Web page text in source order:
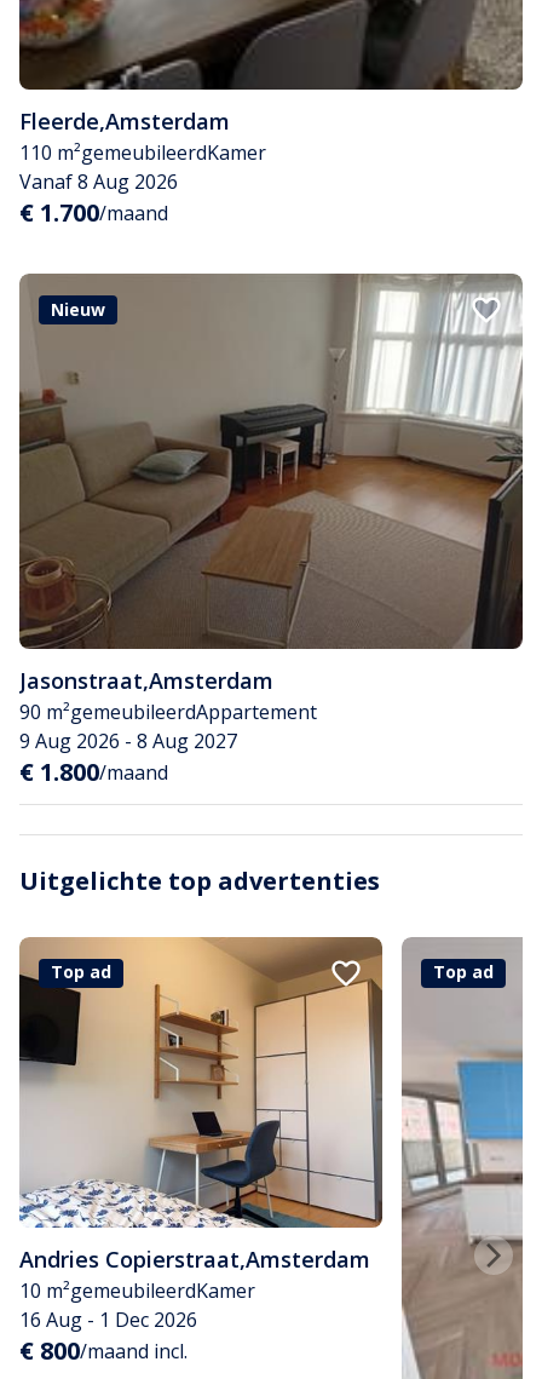
Fleerde,Amsterdam
110 m²gemeubileerdKamer
Vanaf 8 Aug 2026
€ 1.700/maand
Nieuw
Jasonstraat,Amsterdam
90 m²gemeubileerdAppartement
9 Aug 2026 - 8 Aug 2027
€ 1.800/maand
Uitgelichte top advertenties
Top ad
Andries Copierstraat,Amsterdam
10 m²gemeubileerdKamer
16 Aug - 1 Dec 2026
€ 800/maand incl.
Top ad